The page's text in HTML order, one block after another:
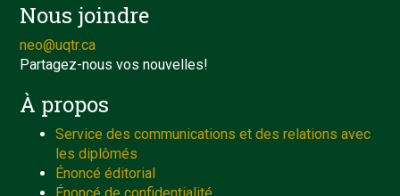
Nous joindre
neo@uqtr.ca
Partagez-nous vos nouvelles!
À propos
Service des communications et des relations avec
les diplômés
Énoncé éditorial